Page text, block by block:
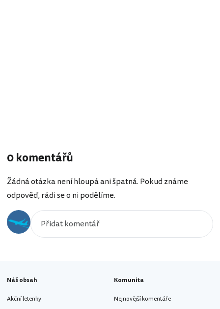
0 komentářů
Žádná otázka není hloupá ani špatná. Pokud známe
odpověď, rádi se o ni podělíme.
Náš obsah
Akční letenky
Komunita
Nejnovější komentáře